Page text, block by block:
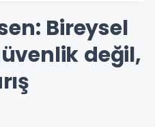
Bireysel
değil,